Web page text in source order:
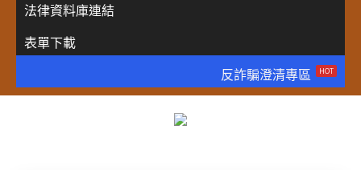
法律資料庫連結
表單下載
反詐騙澄清專區
HOT